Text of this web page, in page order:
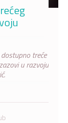
treće
u razvoju